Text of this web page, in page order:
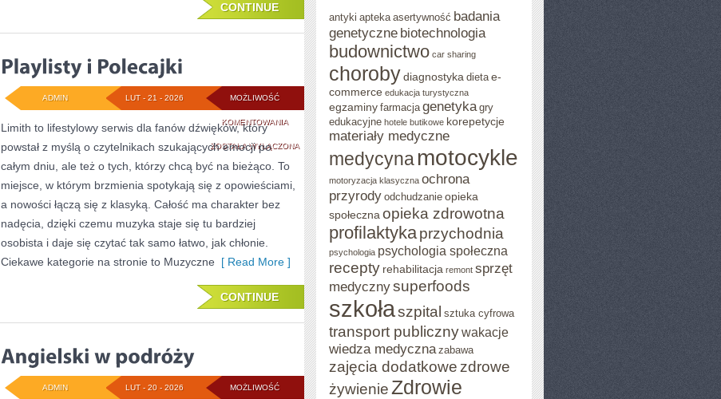
CONTINUE
MOŻLIWOŚĆ
KOMENTOWANIAPLAYLISTY
I
POLECAJKI
ZOSTAŁA WYŁĄCZONA
LUT - 21 - 2026
ADMIN
Limith to lifestylowy serwis dla fanów dźwięków, który
powstał z myślą o czytelnikach szukających emocji po
całym dniu, ale też o tych, którzy chcą być na bieżąco. To
miejsce, w którym brzmienia spotykają się z opowieściami,
a nowości łączą się z klasyką. Całość ma charakter bez
nadęcia, dzięki czemu muzyka staje się tu bardziej
osobista i daje się czytać tak samo łatwo, jak chłonie.
Ciekawe kategorie na stronie to Muzyczne [ Read More ]
CONTINUE
MOŻLIWOŚĆ
LUT - 20 - 2026
ADMIN
antyki apteka asertywność badania
genetyczne biotechnologia
budownictwo car sharing
chorobydiagnostyka dieta e-
commerce edukacja turystyczna
egzaminy farmacja genetyka gry
edukacyjne hotele butikowe korepetycje
materiały medyczne
medycynamotocykle
motoryzacja klasyczna ochrona
przyrody odchudzanie opieka
społeczna opieka zdrowotna
profilaktykaprzychodnia
psychologia psychologia społeczna
recepty rehabilitacja remont sprzęt
medycznysuperfoods
szkołaszpital sztuka cyfrowa
transport publicznywakacje
wiedza medyczna zabawa
zajęcia dodatkowe zdrowe
żywienieZdrowie